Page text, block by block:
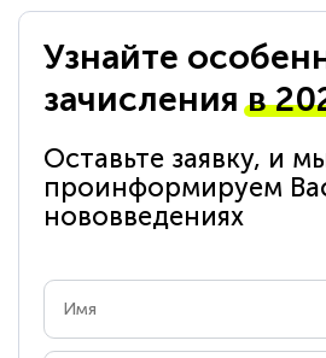
Узнайте
зачисленияв
Оставьте заявку, и
проинформируем
нововведениях